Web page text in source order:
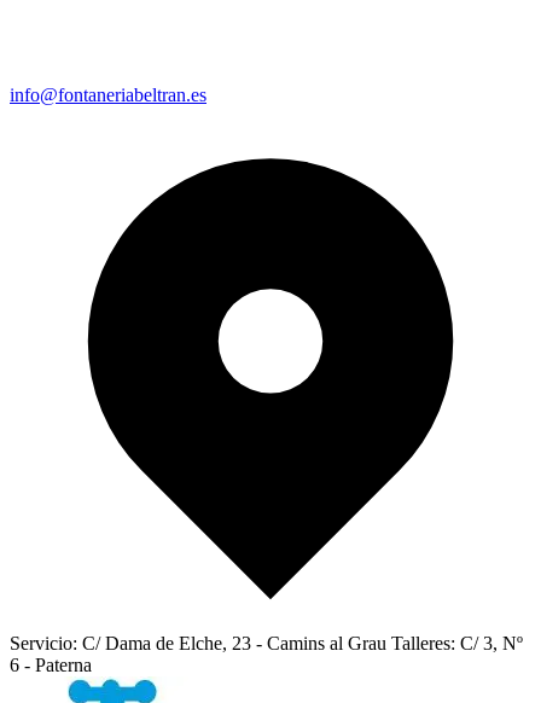
info@fontaneriabeltran.es
Servicio: C/ Dama de Elche, 23 - Camins al Grau Talleres: C/ 3, Nº
6 - Paterna